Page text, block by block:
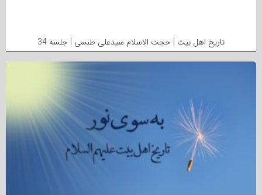
تاریخ اهل بیت | حجت الاسلام سیدعلی طبسی | جلسه 34